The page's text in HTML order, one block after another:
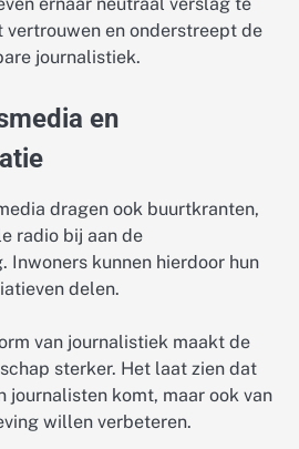
ernaar neutraal verslag te
vertrouwen en onderstreept de
journalistiek.
en
dragen ook buurtkranten,
radio bij aan de
Inwoners kunnen hierdoor hun
delen.
van journalistiek maakt de
sterker. Het laat zien dat
journalisten komt, maar ook van
willen verbeteren.